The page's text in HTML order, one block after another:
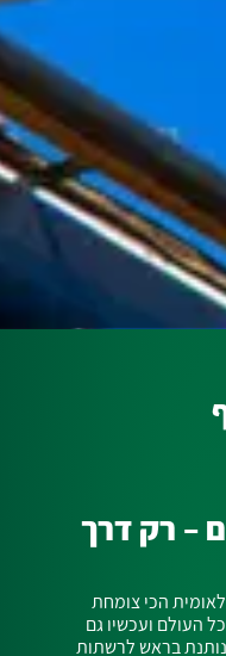
– רק דרך
הכי צומחת
בכל העולם ועכשיו גם
בראש לרשתות